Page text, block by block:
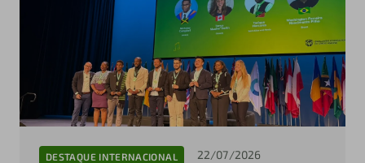
DESTAQUE INTERNACIONAL 22/07/2026